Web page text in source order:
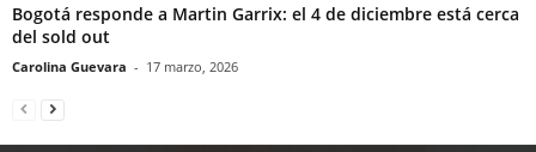
Bogotá responde a Martin Garrix: el 4 de diciembre está cerca
del sold out
Carolina Guevara - 17 marzo, 2026